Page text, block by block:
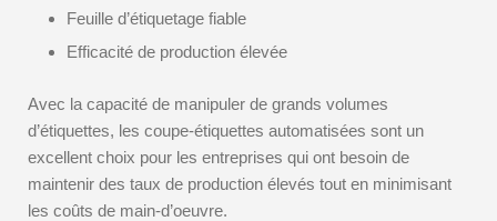
Feuille d’étiquetage fiable
Efficacité de production élevée
Avec la capacité de manipuler de grands volumes
d’étiquettes, les coupe-étiquettes automatisées sont un
excellent choix pour les entreprises qui ont besoin de
maintenir des taux de production élevés tout en minimisant
les coûts de main-d’oeuvre.